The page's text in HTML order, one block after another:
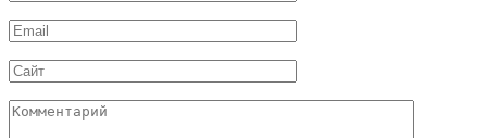
*
Email
*
Сайт
Комментарий